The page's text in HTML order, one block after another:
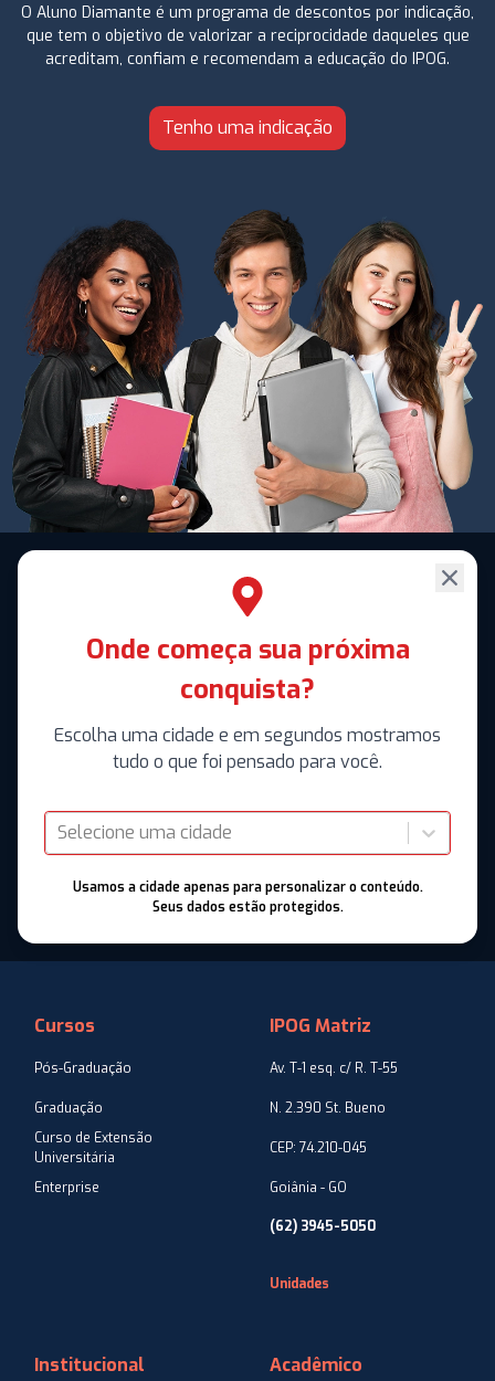
O Aluno Diamante é um programa de descontos por indicação,
que tem o objetivo de valorizar a reciprocidade daqueles que
acreditam, confiam e recomendam a educação do IPOG.
Tenho uma indicação
Onde começa sua próxima
conquista?
Escolha uma cidade e em segundos mostramos
tudo o que foi pensado para você.
Selecione uma cidade
Usamos a cidade apenas para personalizar o conteúdo.
Seus dados estão protegidos.
Cursos
Pós-Graduação
Graduação
Curso de Extensão
Universitária
Enterprise
Institucional Acadêmico
IPOG Matriz
Av. T-1 esq. c/ R. T-55
N. 2.390 St. Bueno
CEP: 74.210-045
Goiânia - GO
(62) 3945-5050
Unidades